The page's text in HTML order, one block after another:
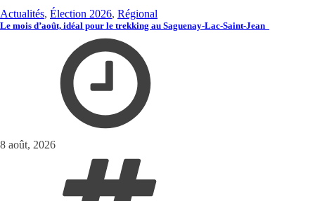
Actualités, Élection 2026, Régional
Le mois d’août, idéal pour le trekking au Saguenay-Lac-Saint-Jean
8 août, 2026